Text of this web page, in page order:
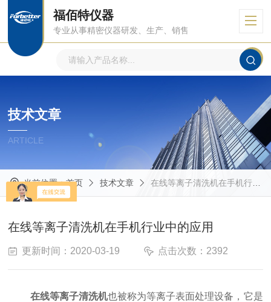
福佰特仪器
专业从事精密仪器研发、生产、销售
技术文章
ARTICLE
当前位置：首页 技术文章 在线等离子清洗机在手机行业中的应用
在线等离子清洗机在手机行业中的应用
更新时间：2020-03-19 点击次数：2392
在线等离子清洗机也被称为等离子表面处理设备，它是